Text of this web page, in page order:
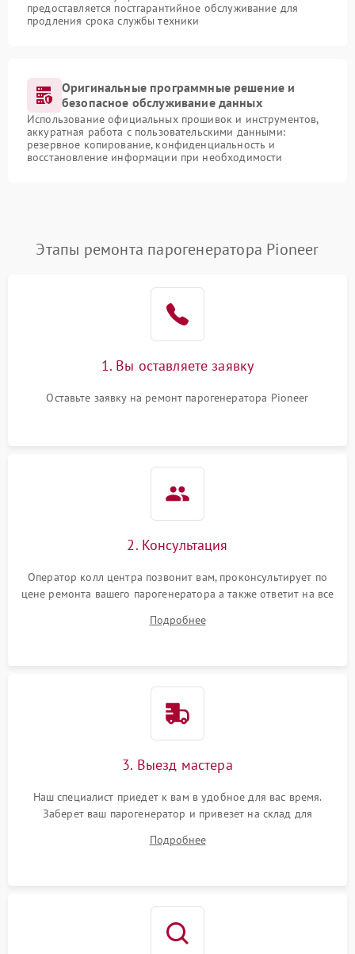
предоставляется постгарантийное обслуживание для
продления срока службы техники
Оригинальные программные решение и
безопасное обслуживание данных
Использование официальных прошивок и инструментов,
аккуратная работа с пользовательскими данными:
резервное копирование, конфиденциальность и
восстановление информации при необходимости
Этапы ремонта парогенератора Pioneer
1. Вы оставляете заявку
Оставьте заявку на ремонт парогенератора Pioneer
2. Консультация
Оператор колл центра позвонит вам, проконсультирует по
цене ремонта вашего парогенератора а также ответит на все
Подробнее
3. Выезд мастера
Наш специалист приедет к вам в удобное для вас время.
Заберет ваш парогенератор и привезет на склад для
Подробнее